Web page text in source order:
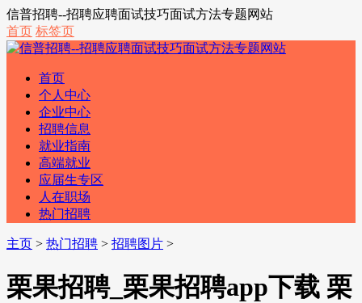
信普招聘--招聘应聘面试技巧面试方法专题网站
首页 标签页
首页
个人中心
企业中心
招聘信息
就业指南
高端就业
应届生专区
人在职场
热门招聘
主页 > 热门招聘 > 招聘图片 >
栗果招聘_栗果招聘app下载 栗